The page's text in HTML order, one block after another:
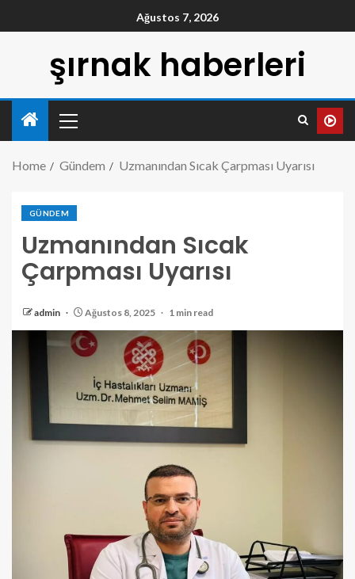
Ağustos 7, 2026
şırnak haberleri
Home Gündem Uzmanından Sıcak Çarpması Uyarısı
GÜNDEM
Uzmanından Sıcak
Çarpması Uyarısı
admin Ağustos 8, 2025 1 min read